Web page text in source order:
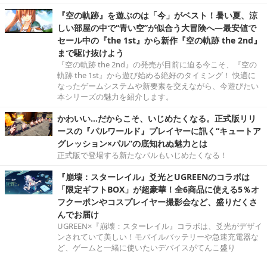
『空の軌跡』を遊ぶのは「今」がベスト！暑い夏、涼
しい部屋の中で“青い空”が似合う大冒険へ―最安値で
セール中の『the 1st』から新作『空の軌跡 the 2nd』
まで駆け抜けよう
『空の軌跡 the 2nd』の発売が目前に迫る今こそ、『空の
軌跡 the 1st』から遊び始める絶好のタイミング！ 快適に
なったゲームシステムや新要素を交えながら、今遊びたい
本シリーズの魅力を紹介します。
かわいい…だからこそ、いじめたくなる。正式版リリ
ースの『パルワールド』プレイヤーに訊く“キュートア
グレッション×パル”の底知れぬ魅力とは
正式版で登場する新たなパルもいじめたくなる！
『崩壊：スターレイル』爻光とUGREENのコラボは
「限定ギフトBOX」が超豪華！全6商品に使える5％オ
フクーポンやコスプレイヤー撮影会など、盛りだくさ
んでお届け
UGREEN×『崩壊：スターレイル』コラボは、爻光がデザイ
ンされていて美しい！モバイルバッテリーや急速充電器な
ど、ゲームと一緒に使いたいデバイスがてんこ盛り